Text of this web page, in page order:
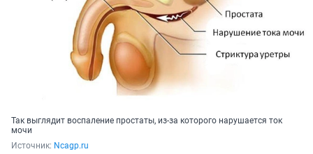
Так выглядит воспаление простаты, из-за которого нарушается ток
мочи
Источник: Ncagp.ru